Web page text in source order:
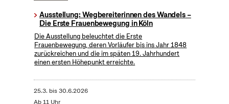
Ausstellung: Wegbereiterinnen des Wandels –
Die Erste Frauenbewegung in Köln
Die Ausstellung beleuchtet die Erste
Frauenbewegung, deren Vorläufer bis ins Jahr 1848
zurückreichen und die im späten 19. Jahrhundert
einen ersten Höhepunkt erreichte.
25.3. bis30.6.2026
Ab 11 Uhr